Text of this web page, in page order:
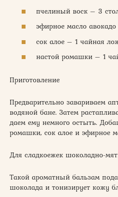
пчелиный воск – 3
эфирное масло
сок алое – 1 чайная
настой ромашки – 1
Приготовление
Предварительно завариваем
водяной бане. Затем
даем ему немного остыть.
ромашки, сок алое и эфирное
Для сладкоежек шоколадно-
Такой ароматный бальзам
шоколада и тонизирует кожу